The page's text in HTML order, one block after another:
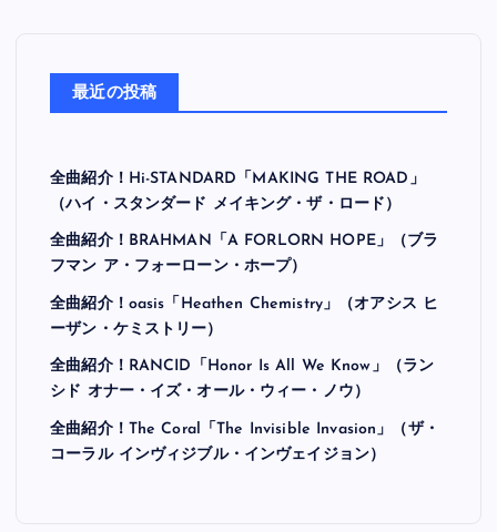
最近の投稿
全曲紹介！Hi-STANDARD「MAKING THE ROAD」
（ハイ・スタンダード メイキング・ザ・ロード）
全曲紹介！BRAHMAN「A FORLORN HOPE」（ブラ
フマン ア・フォーローン・ホープ）
全曲紹介！oasis「Heathen Chemistry」（オアシス ヒ
ーザン・ケミストリー）
全曲紹介！RANCID「Honor Is All We Know」（ラン
シド オナー・イズ・オール・ウィー・ノウ）
全曲紹介！The Coral「The Invisible Invasion」（ザ・
コーラル インヴィジブル・インヴェイジョン）